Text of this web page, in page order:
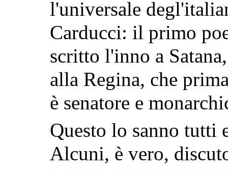
l'universale
Carducci: il primo
scritto l'inno a
alla Regina, che
è senatore e
Questo lo sanno tutti
Alcuni, è vero,